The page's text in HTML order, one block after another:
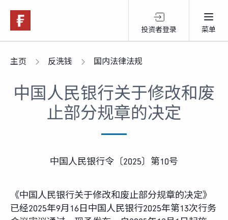
投资者登录 菜单
关于富达
产品服务
可持续投资
市场观点
主页 反洗钱 国内法律法规
中国人民银行关于修改和废
止部分规章的决定
中国人民银行令〔2025〕第10号
《中国人民银行关于修改和废止部分规章的决定》
已经2025年9月16日中国人民银行2025年第13次行务